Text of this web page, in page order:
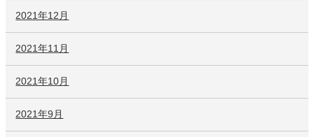
2021年12月
2021年11月
2021年10月
2021年9月